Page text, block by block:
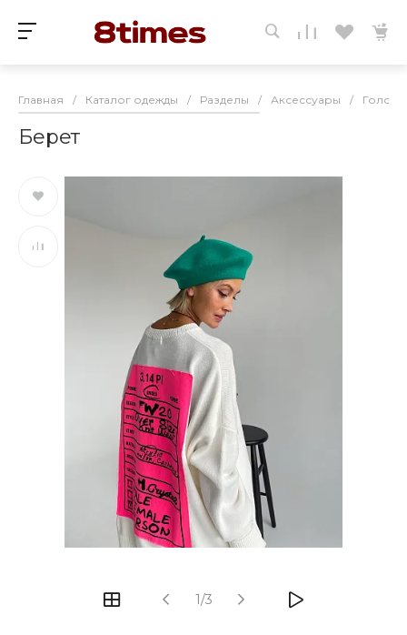
Главная / Каталог одежды / Разделы / Аксессуары /
Берет
1/3